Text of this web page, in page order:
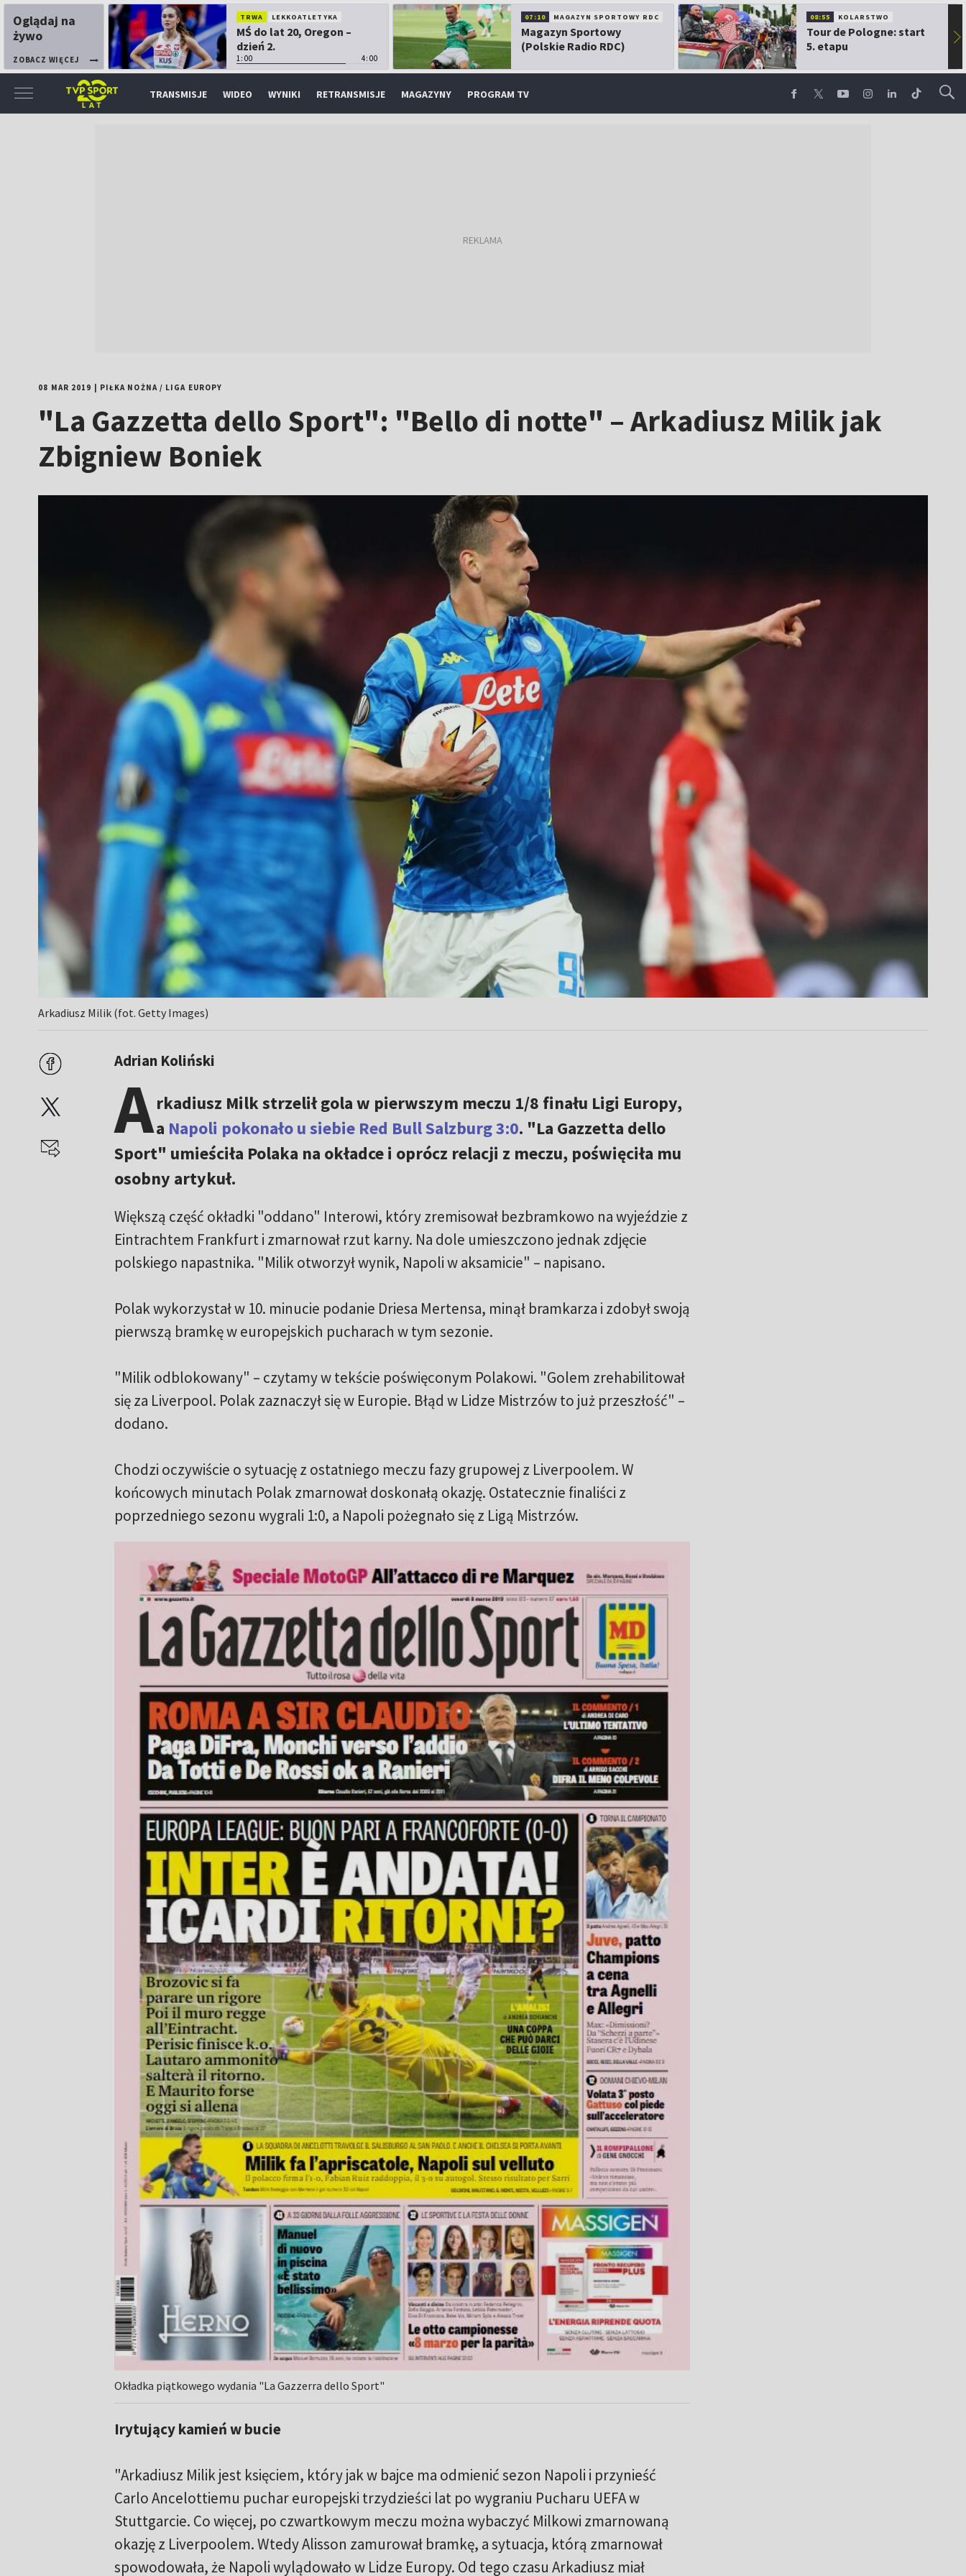
Oglądaj na
żywo
ZOBACZ WIĘCEJ
TRWA LEKKOATLETYKA
MŚ do lat 20, Oregon –
dzień 2.
1:00 4:00
07:10 MAGAZYN SPORTOWY RDC
Magazyn Sportowy
(Polskie Radio RDC)
08:55 KOLARSTWO
Tour de Pologne: start
5. etapu
▶
TRANSMISJE WIDEO WYNIKI RETRANSMISJE MAGAZYNY PROGRAM TV
08 MAR 2019 PIŁKA NOŻNA/ LIGA EUROPY
"La Gazzetta dello Sport": "Bello di notte" – Arkadiusz Milik jak
Zbigniew Boniek
Arkadiusz Milik (fot. Getty Images)
Adrian Koliński
Arkadiusz Milk strzelił gola w pierwszym meczu 1/8 finału Ligi Europy,
a Napoli pokonało u siebie Red Bull Salzburg 3:0. "La Gazzetta dello
Sport" umieściła Polaka na okładce i oprócz relacji z meczu, poświęciła mu
osobny artykuł.
Większą część okładki "oddano" Interowi, który zremisował bezbramkowo na wyjeździe z
Eintrachtem Frankfurt i zmarnował rzut karny. Na dole umieszczono jednak zdjęcie
polskiego napastnika. "Milik otworzył wynik, Napoli w aksamicie" – napisano.
Polak wykorzystał w 10. minucie podanie Driesa Mertensa, minął bramkarza i zdobył swoją
pierwszą bramkę w europejskich pucharach w tym sezonie.
"Milik odblokowany" – czytamy w tekście poświęconym Polakowi. "Golem zrehabilitował
się za Liverpool. Polak zaznaczył się w Europie. Błąd w Lidze Mistrzów to już przeszłość" –
dodano.
Chodzi oczywiście o sytuację z ostatniego meczu fazy grupowej z Liverpoolem. W
końcowych minutach Polak zmarnował doskonałą okazję. Ostatecznie finaliści z
poprzedniego sezonu wygrali 1:0, a Napoli pożegnało się z Ligą Mistrzów.
Okładka piątkowego wydania "La Gazzerra dello Sport"
Irytujący kamień w bucie
"Arkadiusz Milik jest księciem, który jak w bajce ma odmienić sezon Napoli i przynieść
Carlo Ancelottiemu puchar europejski trzydzieści lat po wygraniu Pucharu UEFA w
Stuttgarcie. Co więcej, po czwartkowym meczu można wybaczyć Milkowi zmarnowaną
okazję z Liverpoolem. Wtedy Alisson zamurował bramkę, a sytuacja, którą zmarnował
spowodowała, że Napoli wylądowało w Lidze Europy. Od tego czasu Arkadiusz miał